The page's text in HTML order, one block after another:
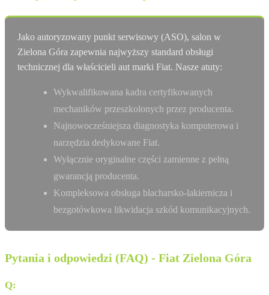
Jako autoryzowany punkt serwisowy (ASO), salon w
Zielona Góra zapewnia najwyższy standard obsługi
technicznej dla właścicieli aut marki Fiat. Nasze atuty:
Wykwalifikowana kadra certyfikowanych
mechaników przeszkolonych przez producenta.
Najnowocześniejsza diagnostyka komputerowa i
narzędzia dedykowane Fiat.
Wyłącznie oryginalne części zamienne z pełną
gwarancją producenta.
Kompleksowa obsługa blacharsko-lakiernicza i
bezgotówkowa likwidacja szkód komunikacyjnych.
Pytania i odpowiedzi (FAQ) - Fiat Zielona Góra
Q: